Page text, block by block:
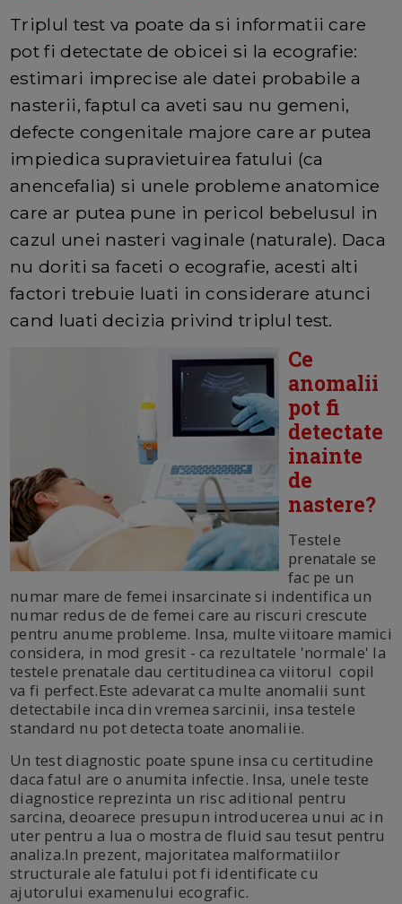
Triplul test va poate da si informatii care
pot fi detectate de obicei si la ecografie:
estimari imprecise ale datei probabile a
nasterii, faptul ca aveti sau nu gemeni,
defecte congenitale majore care ar putea
impiedica supravietuirea fatului (ca
anencefalia) si unele probleme anatomice
care ar putea pune in pericol bebelusul in
cazul unei nasteri vaginale (naturale). Daca
nu doriti sa faceti o ecografie, acesti alti
factori trebuie luati in considerare atunci
cand luati decizia privind triplul test.
Ce
anomalii
pot fi
detectate
inainte
de
nastere?
Testele
prenatale se
fac pe un
numar mare de femei insarcinate si indentifica un
numar redus de de femei care au riscuri crescute
pentru anume probleme. Insa, multe viitoare mamici
considera, in mod gresit - ca rezultatele 'normale' la
testele prenatale dau certitudinea ca viitorul copil
va fi perfect.Este adevarat ca multe anomalii sunt
detectabile inca din vremea sarcinii, insa testele
standard nu pot detecta toate anomaliie.
Un test diagnostic poate spune insa cu certitudine
daca fatul are o anumita infectie. Insa, unele teste
diagnostice reprezinta un risc aditional pentru
sarcina, deoarece presupun introducerea unui ac in
uter pentru a lua o mostra de fluid sau tesut pentru
analiza.In prezent, majoritatea malformatiilor
structurale ale fatului pot fi identificate cu
ajutorului examenului ecografic.